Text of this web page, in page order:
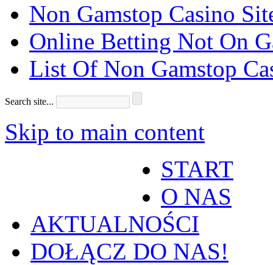
Non Gamstop Casino
Online Betting Not On
List Of Non Gamstop
Search site...
Skip to main content
START
O NAS
AKTUALNOŚCI
DOŁĄCZ DO NAS!